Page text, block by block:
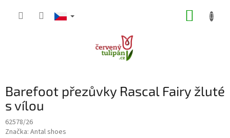
Barefoot přezůvky Rascal Fairy žluté
s vílou
62578/26
Značka: Antal shoes